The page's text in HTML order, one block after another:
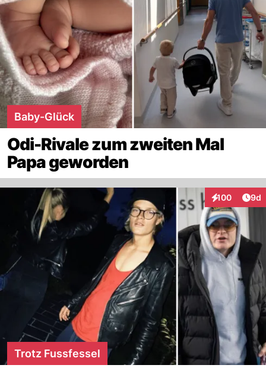
Baby-Glück
Odi-Rivale zum zweiten Mal
Papa geworden
100
Interaktionen
9d
Trotz Fussfessel